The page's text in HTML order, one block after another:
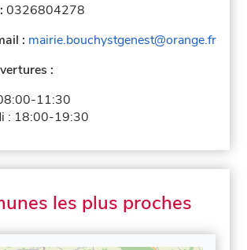
:0326804278
: mairie.bouchystgenest@orange.fr
:
11:30
: 18:00-19:30
les plus proches